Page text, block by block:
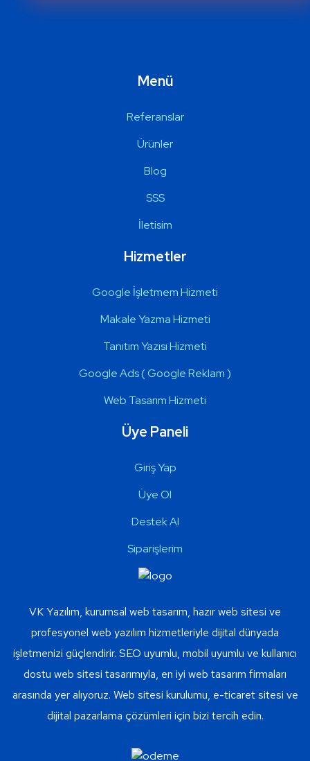
Menü
Referanslar
Ürünler
Blog
SSS
İletisim
Hizmetler
Google İşletmem Hizmeti
Makale Yazma Hizmeti
Tanıtım Yazısı Hizmeti
Google Ads ( Google Reklam )
Web Tasarım Hizmeti
Üye Paneli
Giriş Yap
Üye Ol
Destek Al
Siparişlerim
VK Yazılım, kurumsal web tasarım, hazır web sitesi ve
profesyonel web yazılım hizmetleriyle dijital dünyada
işletmenizi güçlendirir. SEO uyumlu, mobil uyumlu ve kullanıcı
dostu web sitesi tasarımıyla, en iyi web tasarım firmaları
arasında yer alıyoruz. Web sitesi kurulumu, e-ticaret sitesi ve
dijital pazarlama çözümleri için bizi tercih edin.